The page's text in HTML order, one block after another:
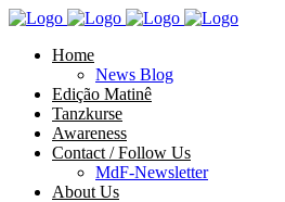
Home
News Blog
Edição Matinê
Tanzkurse
Awareness
Contact / Follow Us
MdF-Newsletter
About Us